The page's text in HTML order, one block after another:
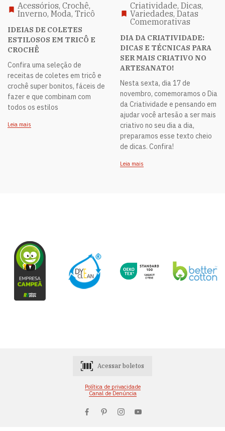
Acessórios, Crochê,
Inverno, Moda, Tricô
IDEIAS DE COLETES
ESTILOSOS EM TRICÔ E
CROCHÊ
Confira uma seleção de
receitas de coletes em tricô e
crochê super bonitos, fáceis de
fazer e que combinam com
todos os estilos
Leia mais
Criatividade, Dicas,
Variedades, Datas
Comemorativas
DIA DA CRIATIVIDADE:
DICAS E TÉCNICAS PARA
SER MAIS CRIATIVO NO
ARTESANATO!
Nesta sexta, dia 17 de
novembro, comemoramos o Dia
da Criatividade e pensando em
ajudar você artesão a ser mais
criativo no seu dia a dia,
preparamos esse texto cheio
de dicas. Confira!
Leia mais
Acessar boletos
Política de privacidade
Canal de Denúncia